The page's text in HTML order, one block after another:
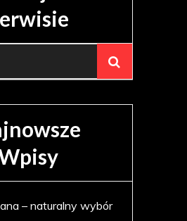
– naturalny wybór